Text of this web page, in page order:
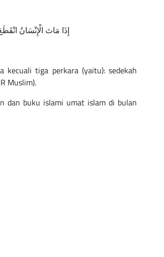
إِذَا مَاتَ الْإِنْسَانُ
kecuali tiga perkara (yaitu): sedekah
Muslim).
dan buku islami umat islam di bulan